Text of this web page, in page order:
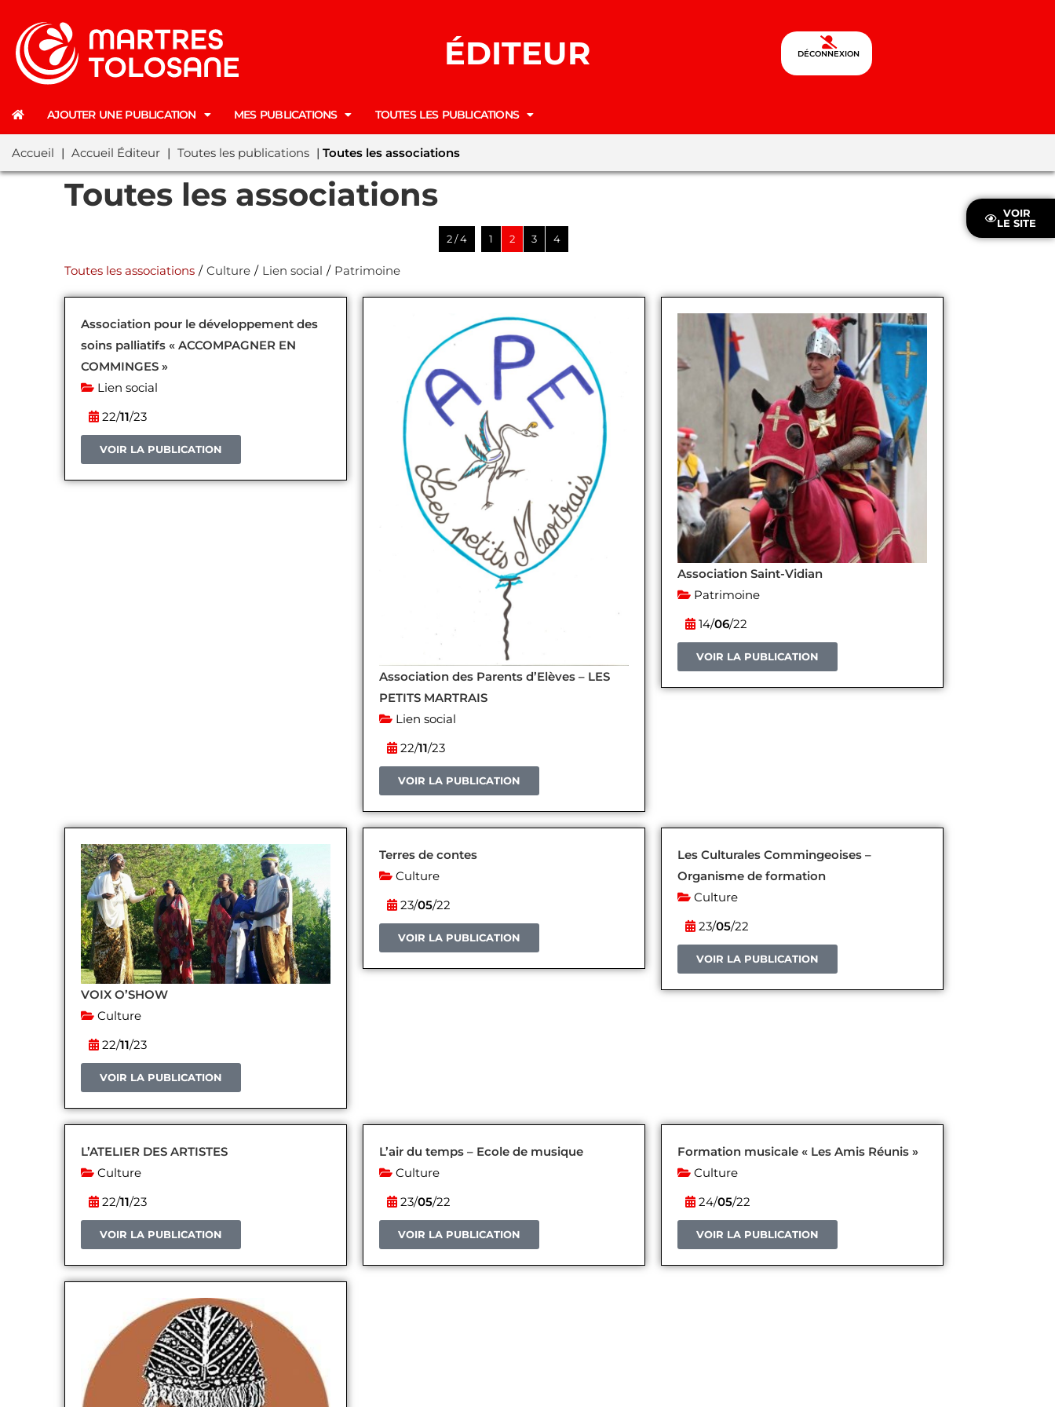
ÉDITEUR DÉCONNEXION
AJOUTER UNE PUBLICATION MES PUBLICATIONS TOUTES LES PUBLICATIONS
VOIR
LE SITE
Accueil | Accueil Éditeur | Toutes les publications | Toutes les associations
Toutes les associations
2 / 4 1 2 3 4
Toutes les associations / Culture / Lien social / Patrimoine
Association pour le développement des
soins palliatifs « ACCOMPAGNER EN
COMMINGES »
Lien social
22/11/23
VOIR LA PUBLICATION
Association des Parents d’Elèves – LES
PETITS MARTRAIS
Lien social
22/11/23
VOIR LA PUBLICATION
Association Saint-Vidian
Patrimoine
14/06/22
VOIR LA PUBLICATION
VOIX O’SHOW
Culture
22/11/23
VOIR LA PUBLICATION
Terres de contes
Culture
23/05/22
VOIR LA PUBLICATION
Les Culturales Commingeoises –
Organisme de formation
Culture
23/05/22
VOIR LA PUBLICATION
L’ATELIER DES ARTISTES
Culture
22/11/23
VOIR LA PUBLICATION
L’air du temps – Ecole de musique
Culture
23/05/22
VOIR LA PUBLICATION
Formation musicale « Les Amis Réunis »
Culture
24/05/22
VOIR LA PUBLICATION